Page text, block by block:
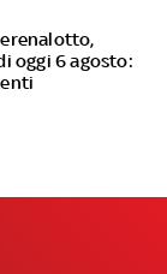
oggi 6 agosto: